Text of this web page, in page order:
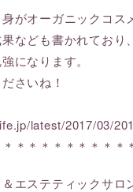
がオーガニックコス
なども書かれており、
になります。
さいね！
latest/2017/03/
＊＊＊＊＊＊＊＊＊
エステティックサロ